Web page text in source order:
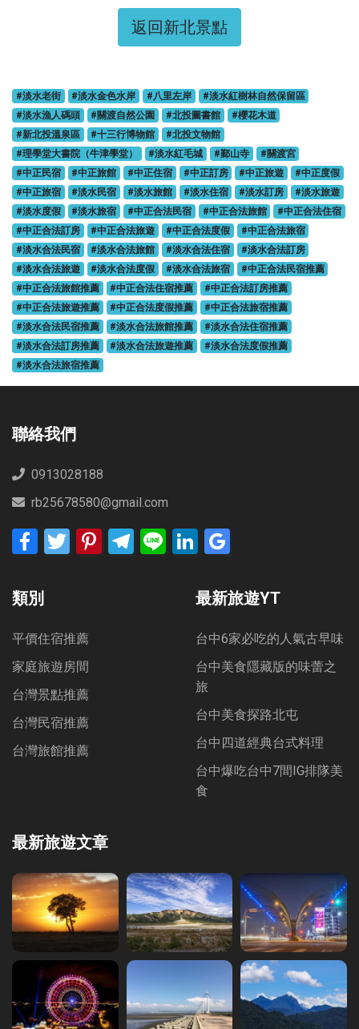
返回新北景點
#淡水老街 #淡水金色水岸 #八里左岸
#淡水紅樹林自然保留區
#淡水漁人碼頭
#關渡自然公園 #北投圖書館
#櫻花木道
#新北投溫泉區
#十三行博物館
#北投文物館
#理學堂大書院（牛津學堂）
#淡水紅毛城 #鄞山寺
#關渡宮
#中正民宿
#中正旅館 #中正住宿 #中正訂房 #中正旅遊
#中正度假
#中正旅宿
#淡水民宿 #淡水旅館 #淡水住宿 #淡水訂房
#淡水旅遊
#淡水度假
#淡水旅宿 #中正合法民宿 #中正合法旅館
#中正合法住宿
#中正合法訂房
#中正合法旅遊 #中正合法度假
#中正合法旅宿
#淡水合法民宿
#淡水合法旅館 #淡水合法住宿
#淡水合法訂房
#淡水合法旅遊
#淡水合法度假 #淡水合法旅宿
#中正合法民宿推薦
#中正合法旅館推薦
#中正合法住宿推薦
#中正合法訂房推薦
#中正合法旅遊推薦
#中正合法度假推薦
#中正合法旅宿推薦
#淡水合法民宿推薦
#淡水合法旅館推薦
#淡水合法住宿推薦
#淡水合法訂房推薦
#淡水合法旅遊推薦
#淡水合法度假推薦
#淡水合法旅宿推薦
聯絡我們
0913028188
rb25678580@gmail.com
FacebookTwitter PinterestTelegram
Line LinkedIn
類別
平價住宿推薦
家庭旅遊房間
台灣景點推薦
台灣民宿推薦
台灣旅館推薦
最新旅遊文章
最新旅遊YT
台中6家必吃的人氣古早味
台中美食隱藏版的味蕾之
旅
台中美食探路北屯
台中四道經典台式料理
台中爆吃台中7間IG排隊美
食